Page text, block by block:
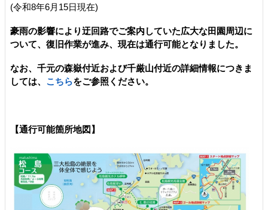
(令和8年6月15日現在)
豪雨の影響により迂回路でご案内していた広大な田園周辺に
ついて、復旧作業が進み、現在は通行可能となりました。
なお、千元の森嶽付近および千厳山付近の詳細情報につきま
しては、 こちらをご参照ください。
【通行可能箇所地図】